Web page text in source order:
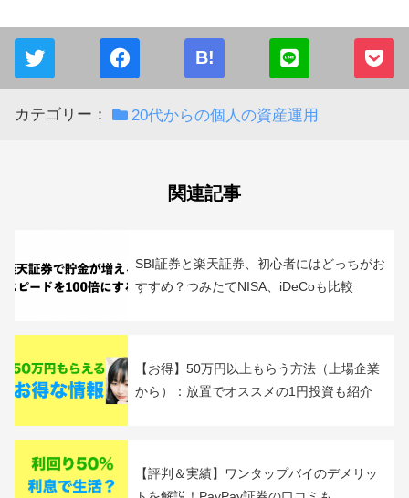
株、FX・為替、仮想通貨（暗号資産）、投資型クラウドフ
ァンディング（不動産、融資型）で投資を実践。
証券会社に取材されたり、セミナー実績あり。日経系の雑
B!
関連記事
SBI証券と楽天証券、初心者にはどっちがお
すすめ？つみたてNISA、iDeCoも比較